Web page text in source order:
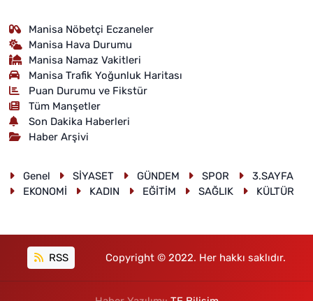
Manisa Nöbetçi Eczaneler
Manisa Hava Durumu
Manisa Namaz Vakitleri
Manisa Trafik Yoğunluk Haritası
Puan Durumu ve Fikstür
Tüm Manşetler
Son Dakika Haberleri
Haber Arşivi
Genel SİYASET GÜNDEM SPOR
3.SAYFA
EKONOMİ
KADIN EĞİTİM SAĞLIK KÜLTÜR
RSS Copyright © 2022. Her hakkı saklıdır.